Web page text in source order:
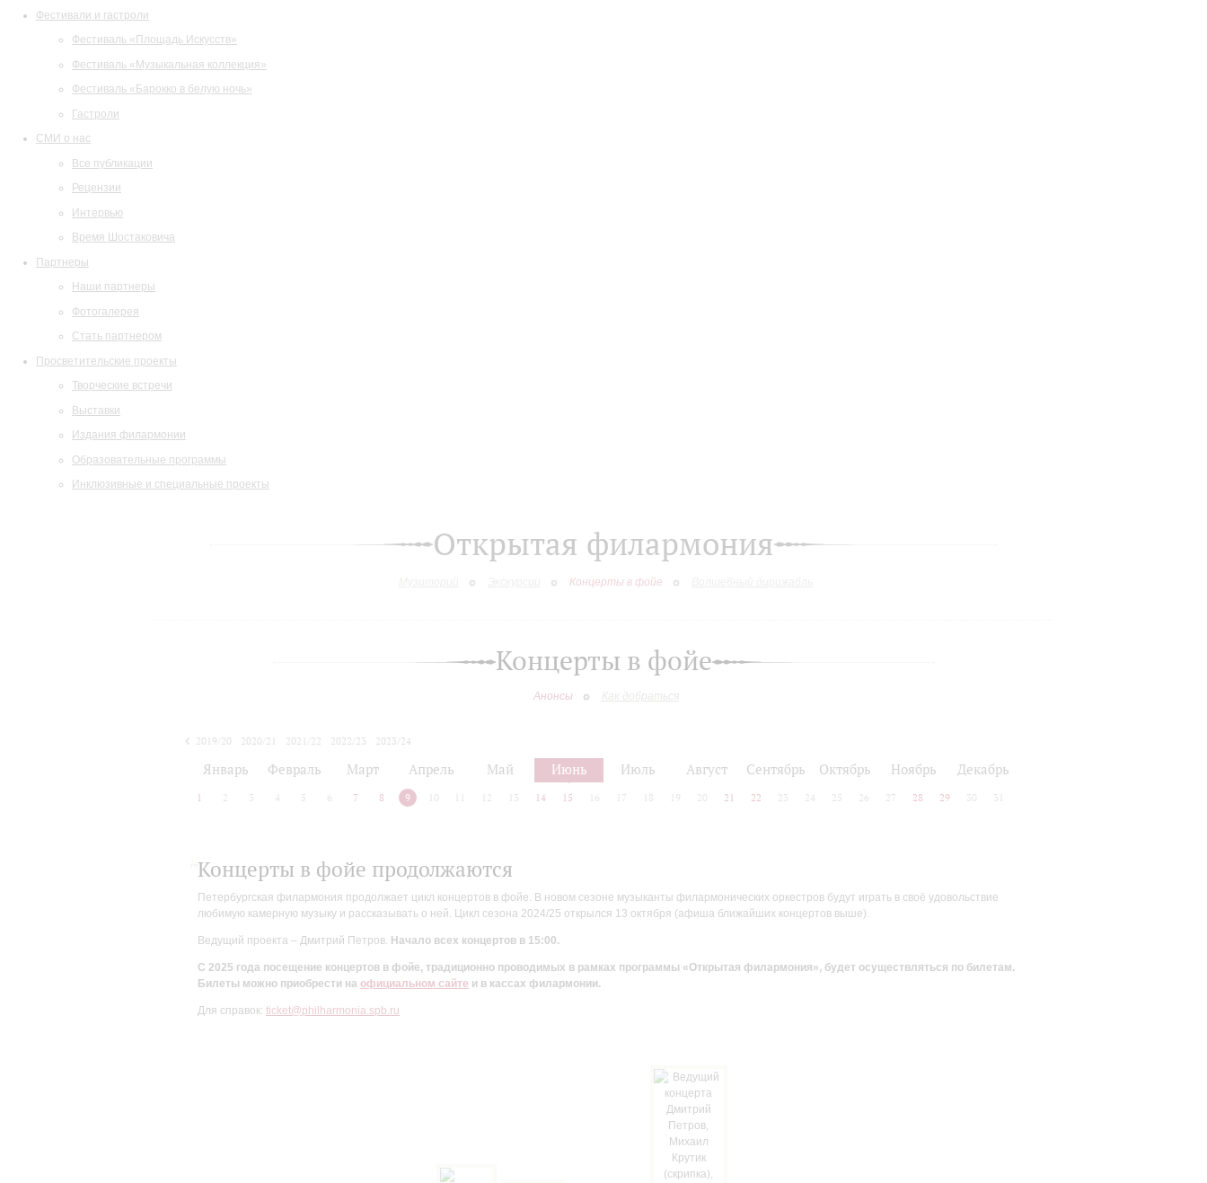
Фестивали и гастроли
Фестиваль «Площадь Искусств»
Фестиваль «Музыкальная коллекция»
Фестиваль «Барокко в белую ночь»
Гастроли
СМИ о нас
Все публикации
Рецензии
Интервью
Время Шостаковича
Партнеры
Наши партнеры
Фотогалерея
Стать партнером
Просветительские проекты
Творческие встречи
Выставки
Издания филармонии
Образовательные программы
Инклюзивные и специальные проекты
Открытая филармония
Концерты в фойе
Концерты в фойе
Анонсы Как добраться
2019/20 2020/21 2021/22 2022/23
2023/24
Январь Февраль Март Апрель Май Июнь Июль Август Сентябрь Октябрь Ноябрь Декабрь
1 2 3 4 5 6 7 8 9 10 12 13 14 15 16 17 18 19 20 21 22 23 24 25 26 27 28 29 30 31
Концерты в фойе продолжаются
Петербургская филармония продолжает цикл концертов в фойе. В новом сезоне музыканты филармонических оркестров будут играть в своё удовольствие
любимую камерную музыку и рассказывать о ней. Цикл сезона 2024/25 открылся 13 октября (афиша ближайших концертов выше).
Ведущий проекта – Дмитрий Петров. Начало всех концертов в 15:00.
С 2025 года посещение концертов в фойе, традиционно проводимых в рамках программы «Открытая филармония», будет осуществляться по билетам.
Билеты можно приобрести на официальном сайте и в кассах филармонии.
Для справок: ticket@philharmonia.spb.ru